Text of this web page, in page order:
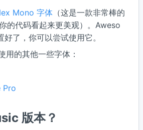
Mono 字体 （这是一款非常棒的
的代码看起来更美观）。Aweso
了，你可以尝试使用它。
用的其他一些字体：
Pro
版本？